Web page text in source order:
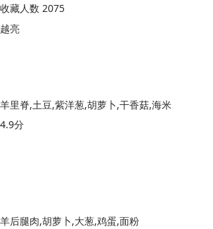
收藏人数 2075
越亮
羊里脊,土豆,紫洋葱,胡萝卜,干香菇,海米
4.9分
羊后腿肉,胡萝卜,大葱,鸡蛋,面粉